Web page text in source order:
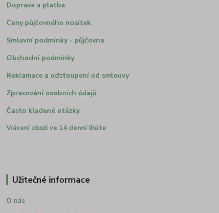
Doprava a platba
Ceny půjčovného nosítek
Smluvní podmínky - půjčovna
Obchodní podmínky
Reklamace a odstoupení od smlouvy
Zpracování osobních údajů
Často kladené otázky
Vrácení zboží ve 14 denní lhůte
Užitečné informace
O nás